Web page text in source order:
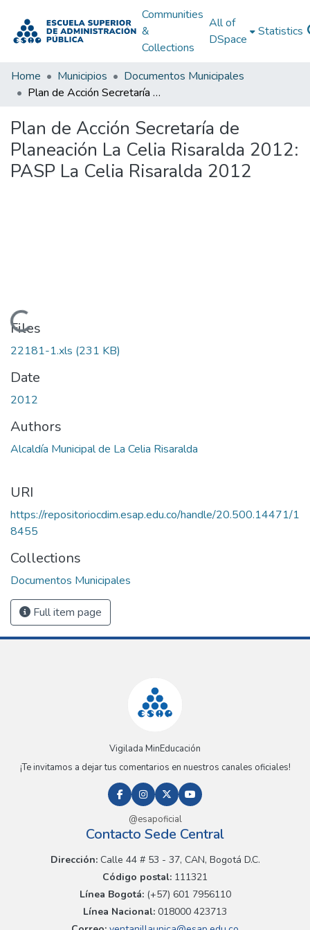
Communities
&
Collections
All of
DSpace
Statistics
Home Municipios
Documentos Municipales
Plan de Acción Secretaría de Planeación La Celia Risaralda 2012: PASP La Celia Risaralda 2012
Plan de Acción Secretaría de
Planeación La Celia Risaralda 2012:
PASP La Celia Risaralda 2012
Loading...
Files
22181-1.xls (231 KB)
Date
2012
Authors
Alcaldía Municipal de La Celia Risaralda
URI
https://repositoriocdim.esap.edu.co/handle/20.500.14471/1
8455
Collections
Documentos Municipales
Full item page
Vigilada MinEducación
¡Te invitamos a dejar tus comentarios en nuestros canales oficiales!
@esapoficial
Contacto Sede Central
Dirección:Calle 44 # 53 - 37, CAN, Bogotá D.C.
Código postal: 111321
Línea Bogotá:(+57) 601 7956110
Línea Nacional: 018000 423713